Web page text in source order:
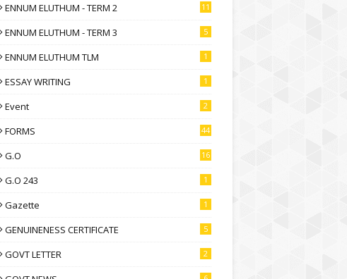
ENNUM ELUTHUM - TERM 2 11
ENNUM ELUTHUM - TERM 3 5
ENNUM ELUTHUM TLM 1
ESSAY WRITING 1
Event 2
FORMS 44
G.O 16
G.O 243 1
Gazette 1
GENUINENESS CERTIFICATE 5
GOVT LETTER 2